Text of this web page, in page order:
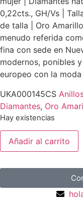
0,22cts., GH/Vs |
de talla | Oro
menudo referida
fina con sede en
modernos, ponibles
europeo con la
UKA000145CS
Diamantes, Oro
Hay existencias
Añadir al carrito